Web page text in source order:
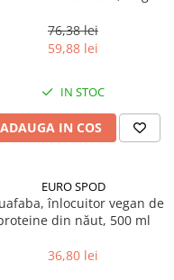
76,38 lei
59,88 lei
IN STOC
ADAUGA IN COS
EURO SPOD
înlocuitor vegan de
​​din năut, 500 ml
36,80 lei